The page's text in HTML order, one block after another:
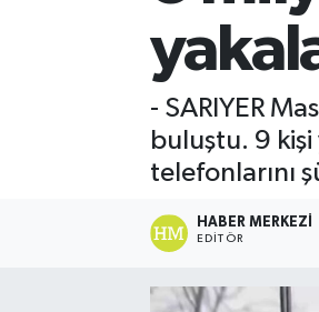
- SARIYER
buluştu. 9 kişi
telefonlarını
HABER MERKEZI
EDITÖR